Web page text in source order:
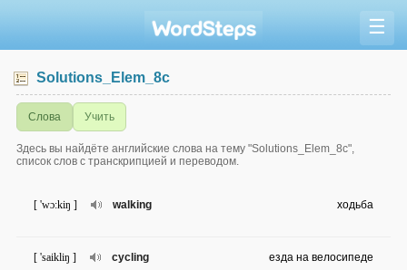
☰
Solutions_Elem_8c
Слова Учить
Здесь вы найдёте английские слова на тему "Solutions_Elem_8c",
список слов с транскрипцией и переводом.
walking
[ 'wɔ:kiŋ ] ходьба
cycling
[ 'saikliŋ ] езда на велосипеде